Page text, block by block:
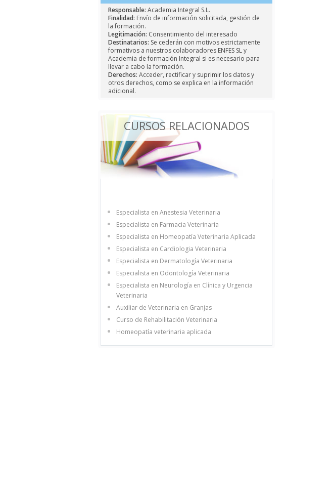
Responsable: Academia Integral S.L.
Finalidad: Envío de información solicitada, gestión de
la formación.
Legitimación: Consentimiento del interesado
Destinatarios: Se cederán con motivos estrictamente
formativos a nuestros colaboradores ENFES SL y
Academia de formación Integral si es necesario para
llevar a cabo la formación.
Derechos: Acceder, rectificar y suprimir los datos y
otros derechos, como se explica en la información
adicional.
CURSOS RELACIONADOS
Especialista en Anestesia Veterinaria
Especialista en Farmacia Veterinaria
Especialista en Homeopatía Veterinaria Aplicada
Especialista en Cardiologia Veterinaria
Especialista en Dermatología Veterinaria
Especialista en Odontología Veterinaria
Especialista en Neurología en Clínica y Urgencia
Veterinaria
Auxiliar de Veterinaria en Granjas
Curso de Rehabilitación Veterinaria
Homeopatía veterinaria aplicada